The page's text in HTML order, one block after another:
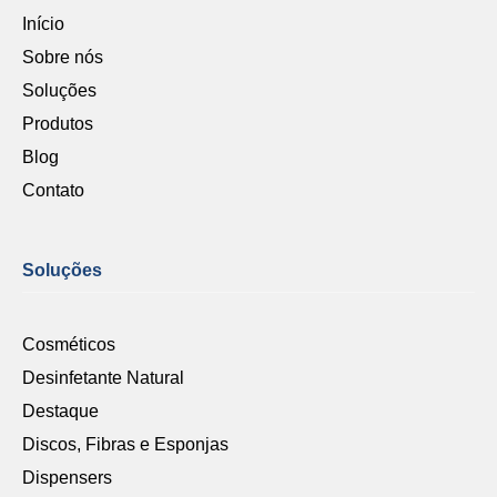
Início
Sobre nós
Soluções
Produtos
Blog
Contato
Soluções
Cosméticos
Desinfetante Natural
Destaque
Discos, Fibras e Esponjas
Dispensers